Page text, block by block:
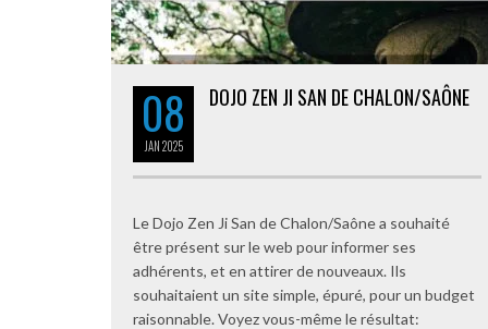
08
JAN2025
DOJO ZEN JI SAN DE CHALON/SAÔNE
Le Dojo Zen Ji San de Chalon/Saône a souhaité
être présent sur le web pour informer ses
adhérents, et en attirer de nouveaux. Ils
souhaitaient un site simple, épuré, pour un budget
raisonnable. Voyez vous-même le résultat: